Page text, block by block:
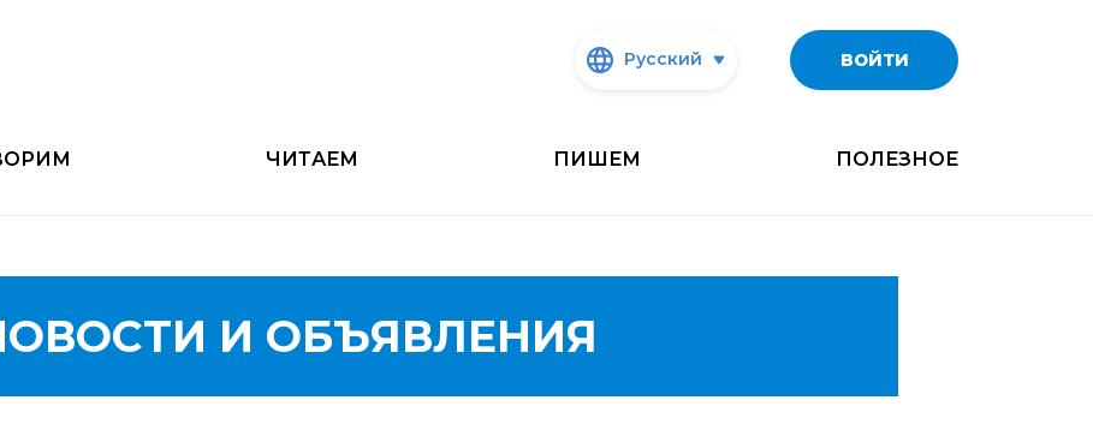
Русский ВОЙТИ
ЧИТАЕМ ПИШЕМ ПОЛЕЗНОЕ
И ОБЪЯВЛЕНИЯ